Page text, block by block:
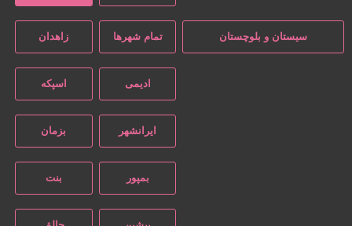
سیستان و بلوچستان تمام شهر‌ها زاهدان
ادیمی اسپکه
ایرانشهر بزمان
بمپور